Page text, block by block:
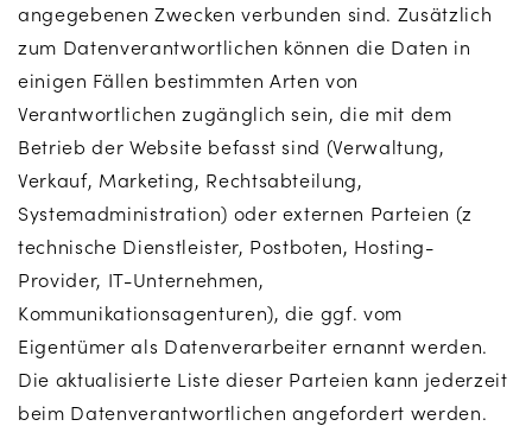
angegebenen Zwecken verbunden sind. Zusätzlich
zum Datenverantwortlichen können die Daten in
einigen Fällen bestimmten Arten von
Verantwortlichen zugänglich sein, die mit dem
Betrieb der Website befasst sind (Verwaltung,
Verkauf, Marketing, Rechtsabteilung,
Systemadministration) oder externen Parteien (z
technische Dienstleister, Postboten, Hosting-
Provider, IT-Unternehmen,
Kommunikationsagenturen), die ggf. vom
Eigentümer als Datenverarbeiter ernannt werden.
Die aktualisierte Liste dieser Parteien kann jederzeit
beim Datenverantwortlichen angefordert werden.